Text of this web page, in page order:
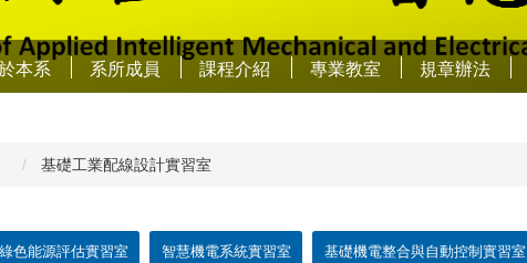
本系 系所成員 課程介紹 專業教室 規章辦法
基礎工業配線設計實習室
綠色能源評估實習室 智慧機電系統實習室 基礎機電整合與自動控制實習室